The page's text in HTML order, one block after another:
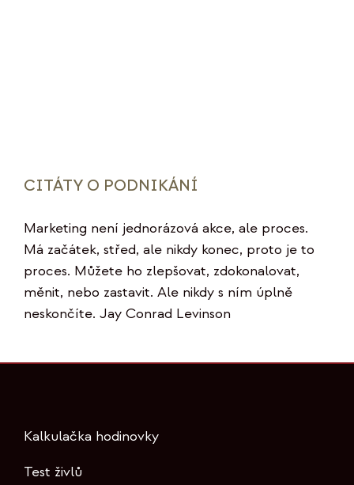
CITÁTY O PODNIKÁNÍ
Marketing není jednorázová akce, ale proces.
Má začátek, střed, ale nikdy konec, proto je to
proces. Můžete ho zlepšovat, zdokonalovat,
měnit, nebo zastavit. Ale nikdy s ním úplně
neskončíte. Jay Conrad Levinson
Kalkulačka hodinovky
Test živlů